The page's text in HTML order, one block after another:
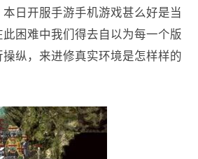
日开服手游手机游戏甚么好是当
困难中我们得去自以为每一个版
纵，来进修真实环境是怎样样的